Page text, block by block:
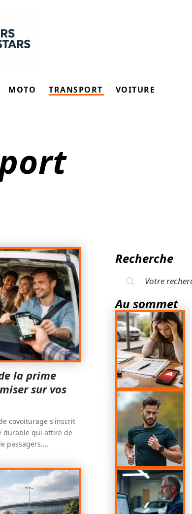
MOTO TRANSPORT VOITURE
la prime
sur vos
covoiturage s'inscrit
durable qui attire de
passagers.…
Recherche
Au sommet